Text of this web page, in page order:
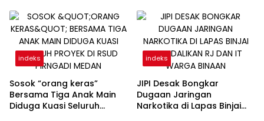
Kini Tak Tersentuh?
indeks
Sosok “orang keras”
Bersama Tiga Anak Main
Diduga Kuasi Seluruh
indeks
JIPI Desak Bongkar
Dugaan Jaringan
Narkotika di Lapas Binjai